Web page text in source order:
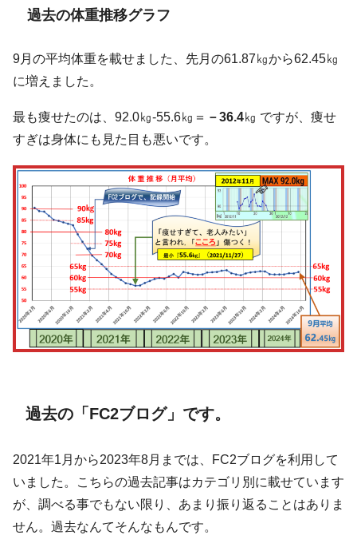
過去の体重推移グラフ
9月の平均体重を載せました、先月の61.87㎏から62.45㎏
に増えました。
最も痩せたのは、92.0㎏-55.6㎏＝ －36.4㎏ ですが、痩せ
すぎは身体にも見た目も悪いです。
過去の「FC2ブログ」です。
2021年1月から2023年8月までは、FC2ブログを利用して
いました。こちらの過去記事はカテゴリ別に載せています
が、調べる事でもない限り、あまり振り返ることはありま
せん。過去なんてそんなもんです。